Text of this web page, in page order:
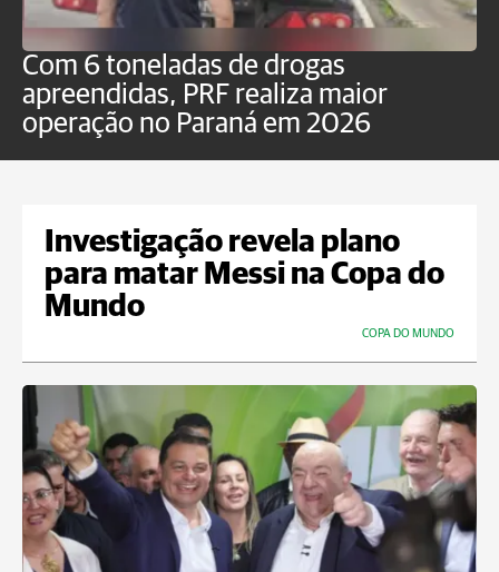
Com 6 toneladas de drogas
apreendidas, PRF realiza maior
operação no Paraná em 2026
Investigação revela plano
para matar Messi na Copa do
Mundo
COPA DO MUNDO